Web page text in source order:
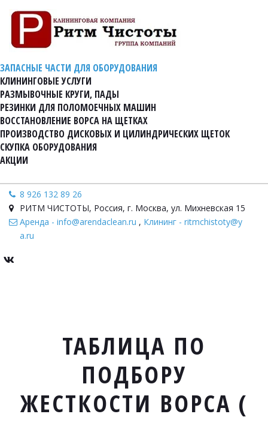
ЗАПАСНЫЕ ЧАСТИ ДЛЯ ОБОРУДОВАНИЯ
КЛИНИНГОВЫЕ УСЛУГИ
РАЗМЫВОЧНЫЕ КРУГИ, ПАДЫ
РЕЗИНКИ ДЛЯ ПОЛОМОЕЧНЫХ МАШИН
ВОССТАНОВЛЕНИЕ ВОРСА НА ЩЕТКАХ
ПРОИЗВОДСТВО ДИСКОВЫХ И ЦИЛИНДРИЧЕСКИХ ЩЕТОК
СКУПКА ОБОРУДОВАНИЯ
АКЦИИ
8 926 132 89 26
РИТМ ЧИСТОТЫ, Россия, г. Москва, ул. Михневская 15
Аренда - info@arendaclean.ru , Клининг - ritmchistoty@y
a.ru
ТАБЛИЦА ПО
ПОДБОРУ
ЖЕСТКОСТИ ВОРСА (